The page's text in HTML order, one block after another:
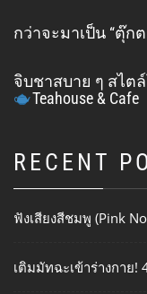
กว่าจะมาเป็น “ตุ๊ก
จิบชาสบาย ๆ สไต
Teahouse & Cafe
RECENT
ฟังเสียงสีชมพู (Pink
เติมมัทฉะเข้าร่างกาย